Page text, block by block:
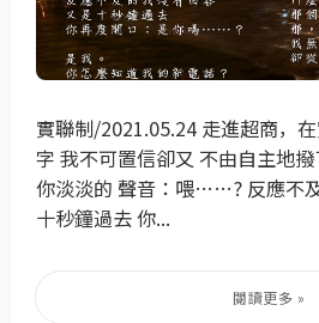
實聯制/2021.05.24 走進超商，
字 我不可置信卻又 不由自主地
你淡淡的 聲音：喂……? 反應不
十秒鐘過去 你...